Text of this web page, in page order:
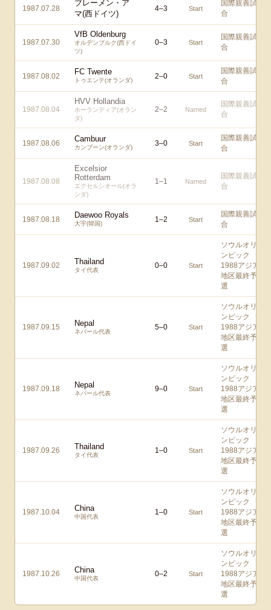
1987.07.28
ブレーメン・ア
マ(西ドイツ)
4–3 Start
国際親善試
合
1987.07.30
VfB Oldenburg
オルデンブルク(西ドイ
ツ)
0–3 Start
国際親善試
合
1987.08.02 FC Twente
トゥエンテ(オランダ) 2–0 Start
国際親善試
合
1987.08.04
HVV Hollandia
ホーランディア(オラン
ダ)
2–2 Named
国際親善試
合
1987.08.06 Cambuur
カンブーン(オランダ) 3–0 Start
国際親善試
合
1987.08.08
Excelsior
Rotterdam
エクセルシオール(オラ
ンダ)
1–1 Named
国際親善試
合
1987.08.18 Daewoo Royals
大宇(韓国) 1–2 Start
国際親善試
合
1987.09.02 Thailand
タイ代表
0–0 Start
ソウルオリ
ンピック
1988アジア
地区最終予
選
1987.09.15 Nepal
ネパール代表
5–0 Start
ソウルオリ
ンピック
1988アジア
地区最終予
選
1987.09.18 Nepal
ネパール代表
9–0 Start
ソウルオリ
ンピック
1988アジア
地区最終予
選
1987.09.26 Thailand
タイ代表
1–0 Start
ソウルオリ
ンピック
1988アジア
地区最終予
選
1987.10.04 China
中国代表
1–0 Start
ソウルオリ
ンピック
1988アジア
地区最終予
選
1987.10.26 China
中国代表
0–2 Start
ソウルオリ
ンピック
1988アジア
地区最終予
選